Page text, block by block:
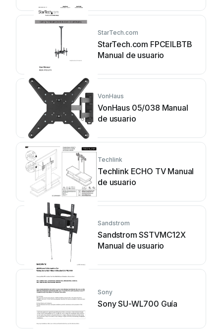
StarTech.com
StarTech.com FPCEILBTB
Manual de usuario
VonHaus
VonHaus 05/038 Manual
de usuario
Techlink
Techlink ECHO TV Manual
de usuario
Sandstrom
Sandstrom SSTVMC12X
Manual de usuario
Sony
Sony SU-WL700 Guía